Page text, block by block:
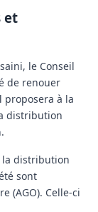
et
le Conseil
de renouer
proposera à la
distribution
la distribution
sont
(AGO). Celle-ci